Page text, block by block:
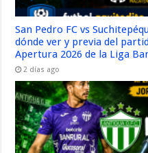
San Pedro FC vs
dónde ver y previa del
Apertura 2026 de la Liga
2 días ago